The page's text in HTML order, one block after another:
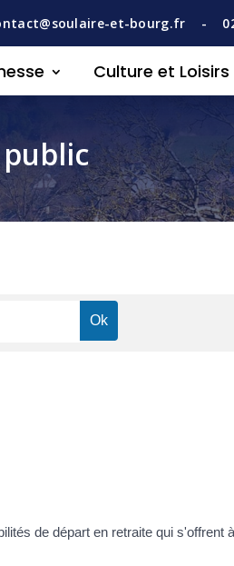
et-bourg.fr -
Culture et Loisirs
de départ en retraite qui s'offrent